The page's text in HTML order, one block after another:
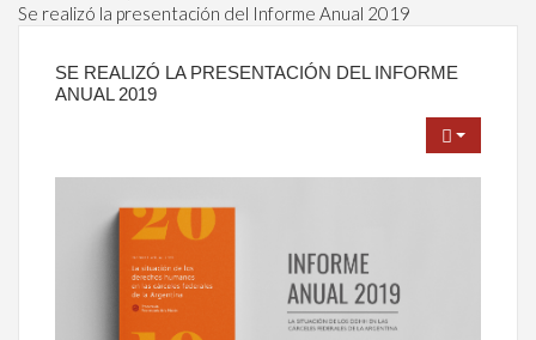
Se realizó la presentación del Informe Anual 2019
SE REALIZÓ LA PRESENTACIÓN DEL INFORME
ANUAL 2019